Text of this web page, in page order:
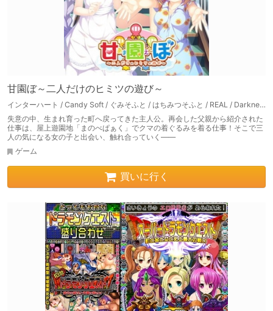
甘園ぼ～二人だけのヒミツの遊び～
インターハート / Candy Soft / ぐみそふと / はちみつそふと / REAL / DarknessPot / 娘。 / しばそふと / DESSERT Soft / カカオ / ういろうそふと / ましゅまろそふと
失意の中、生まれ育った町へ戻ってきた主人公。再会した父親から紹介された
仕事は、屋上遊園地「まのべぱぁく」でクマの着ぐるみを着る仕事！そこで三
人の気になる女の子と出会い、触れ合っていく――
ゲーム
買いに行く